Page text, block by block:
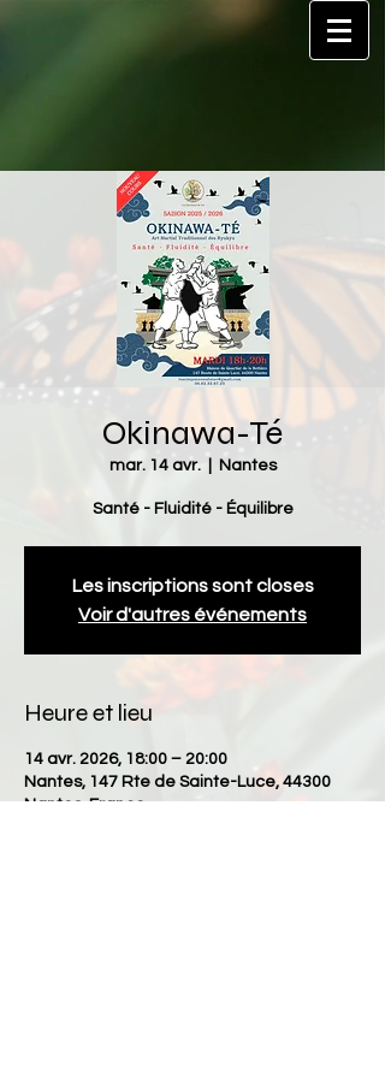
Okinawa-Té
mar. 14 avr.
  |
Nantes
Santé - Fluidité - Équilibre
Les inscriptions sont closes
Voir d'autres événements
Heure et lieu
14 avr. 2026, 18:00 – 20:00
Nantes, 147 Rte de Sainte-Luce, 44300
Nantes, France